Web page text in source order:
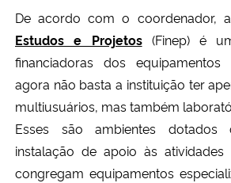
De acordo com o coordenador, a
Estudos e Projetos(Finep) é
financiadoras dos
agora não basta a instituição ter
multiusuários, mas também
Esses são ambientes
instalação de apoio às
congregam equipamentos